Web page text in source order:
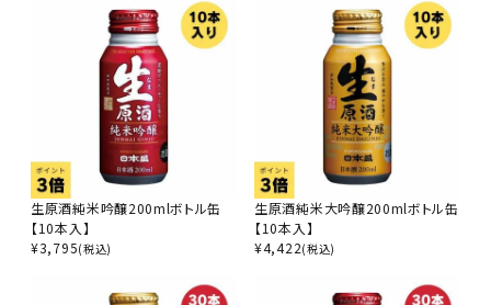
生原酒純米吟醸200mlボトル缶
【10本入】
¥3,795(税込)
生原酒純米大吟醸200mlボトル缶
【10本入】
¥4,422(税込)